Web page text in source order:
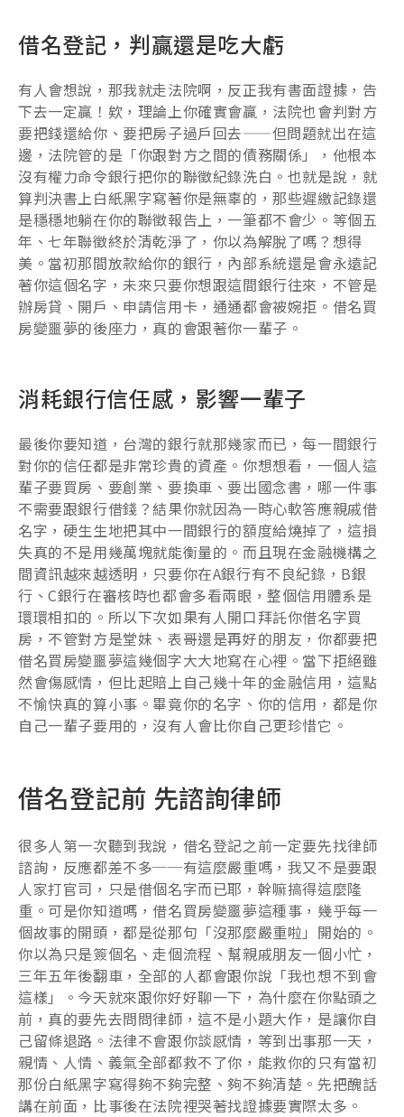
借名登記，判贏還是吃大虧
有人會想說，那我就走法院啊，反正我有書面證據，告
下去一定贏！欸，理論上你確實會贏，法院也會判對方
要把錢還給你、要把房子過戶回去——但問題就出在這
邊，法院管的是「你跟對方之間的債務關係」，他根本
沒有權力命令銀行把你的聯徵紀錄洗白。也就是說，就
算判決書上白紙黑字寫著你是無辜的，那些遲繳記錄還
是穩穩地躺在你的聯徵報告上，一筆都不會少。等個五
年、七年聯徵終於清乾淨了，你以為解脫了嗎？想得
美。當初那間放款給你的銀行，內部系統還是會永遠記
著你這個名字，未來只要你想跟這間銀行往來，不管是
辦房貸、開戶、申請信用卡，通通都會被婉拒。借名買
房變噩夢的後座力，真的會跟著你一輩子。
消耗銀行信任感，影響一輩子
最後你要知道，台灣的銀行就那幾家而已，每一間銀行
對你的信任都是非常珍貴的資產。你想想看，一個人這
輩子要買房、要創業、要換車、要出國念書，哪一件事
不需要跟銀行借錢？結果你就因為一時心軟答應親戚借
名字，硬生生地把其中一間銀行的額度給燒掉了，這損
失真的不是用幾萬塊就能衡量的。而且現在金融機構之
間資訊越來越透明，只要你在A銀行有不良紀錄，B銀
行、C銀行在審核時也都會多看兩眼，整個信用體系是
環環相扣的。所以下次如果有人開口拜託你借名字買
房，不管對方是堂妹、表哥還是再好的朋友，你都要把
借名買房變噩夢這幾個字大大地寫在心裡。當下拒絕雖
然會傷感情，但比起賠上自己幾十年的金融信用，這點
不愉快真的算小事。畢竟你的名字、你的信用，都是你
自己一輩子要用的，沒有人會比你自己更珍惜它。
借名登記前 先諮詢律師
很多人第一次聽到我說，借名登記之前一定要先找律師
諮詢，反應都差不多──有這麼嚴重嗎，我又不是要跟
人家打官司，只是借個名字而已耶，幹嘛搞得這麼隆
重。可是你知道嗎，借名買房變噩夢這種事，幾乎每一
個故事的開頭，都是從那句「沒那麼嚴重啦」開始的。
你以為只是簽個名、走個流程、幫親戚朋友一個小忙，
三年五年後翻車，全部的人都會跟你說「我也想不到會
這樣」。今天就來跟你好好聊一下，為什麼在你點頭之
前，真的要先去問問律師，這不是小題大作，是讓你自
己留條退路。法律不會跟你談感情，等到出事那一天，
親情、人情、義氣全部都救不了你，能救你的只有當初
那份白紙黑字寫得夠不夠完整、夠不夠清楚。先把醜話
講在前面，比事後在法院裡哭著找證據要實際太多。